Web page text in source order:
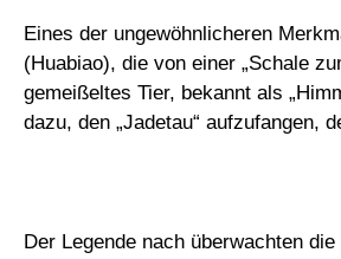
Eines der ungewöhnlicheren
(Huabiao), die von einer „Schale
gemeißeltes Tier, bekannt als
dazu, den „Jadetau“ aufzufangen,
Der Legende nach überwachten